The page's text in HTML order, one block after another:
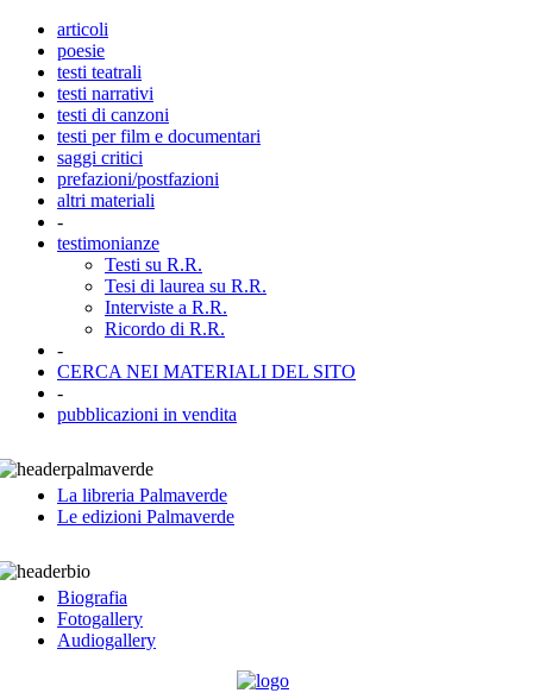
articoli
poesie
testi teatrali
testi narrativi
testi di canzoni
testi per film e documentari
saggi critici
prefazioni/postfazioni
altri materiali
-
testimonianze
Testi su R.R.
Tesi di laurea su R.R.
Interviste a R.R.
Ricordo di R.R.
-
CERCA NEI MATERIALI DEL SITO
-
pubblicazioni in vendita
La libreria Palmaverde
Le edizioni Palmaverde
Biografia
Fotogallery
Audiogallery